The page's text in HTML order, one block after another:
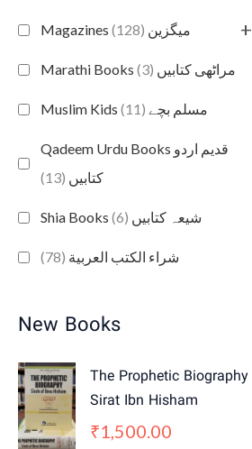
Magazines میگزین (128) +
Marathi Books مراٹھی کتابیں (3)
Muslim Kids مسلم بچے (11)
Qadeem Urdu Books قدیم اردو
کتابیں (13)
Shia Books شیعہ کتابیں (6)
شراء الكتب العربية (78)
New Books
The Prophetic Biography
Sirat Ibn Hisham
₹1,500.00